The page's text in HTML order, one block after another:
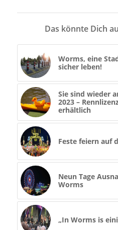
Das könnte Dich
Worms, eine
sicher leben!
Sie sind wieder
2023 –
erhältlich
Feste feiern auf
Neun Tage
Worms
„In Worms is